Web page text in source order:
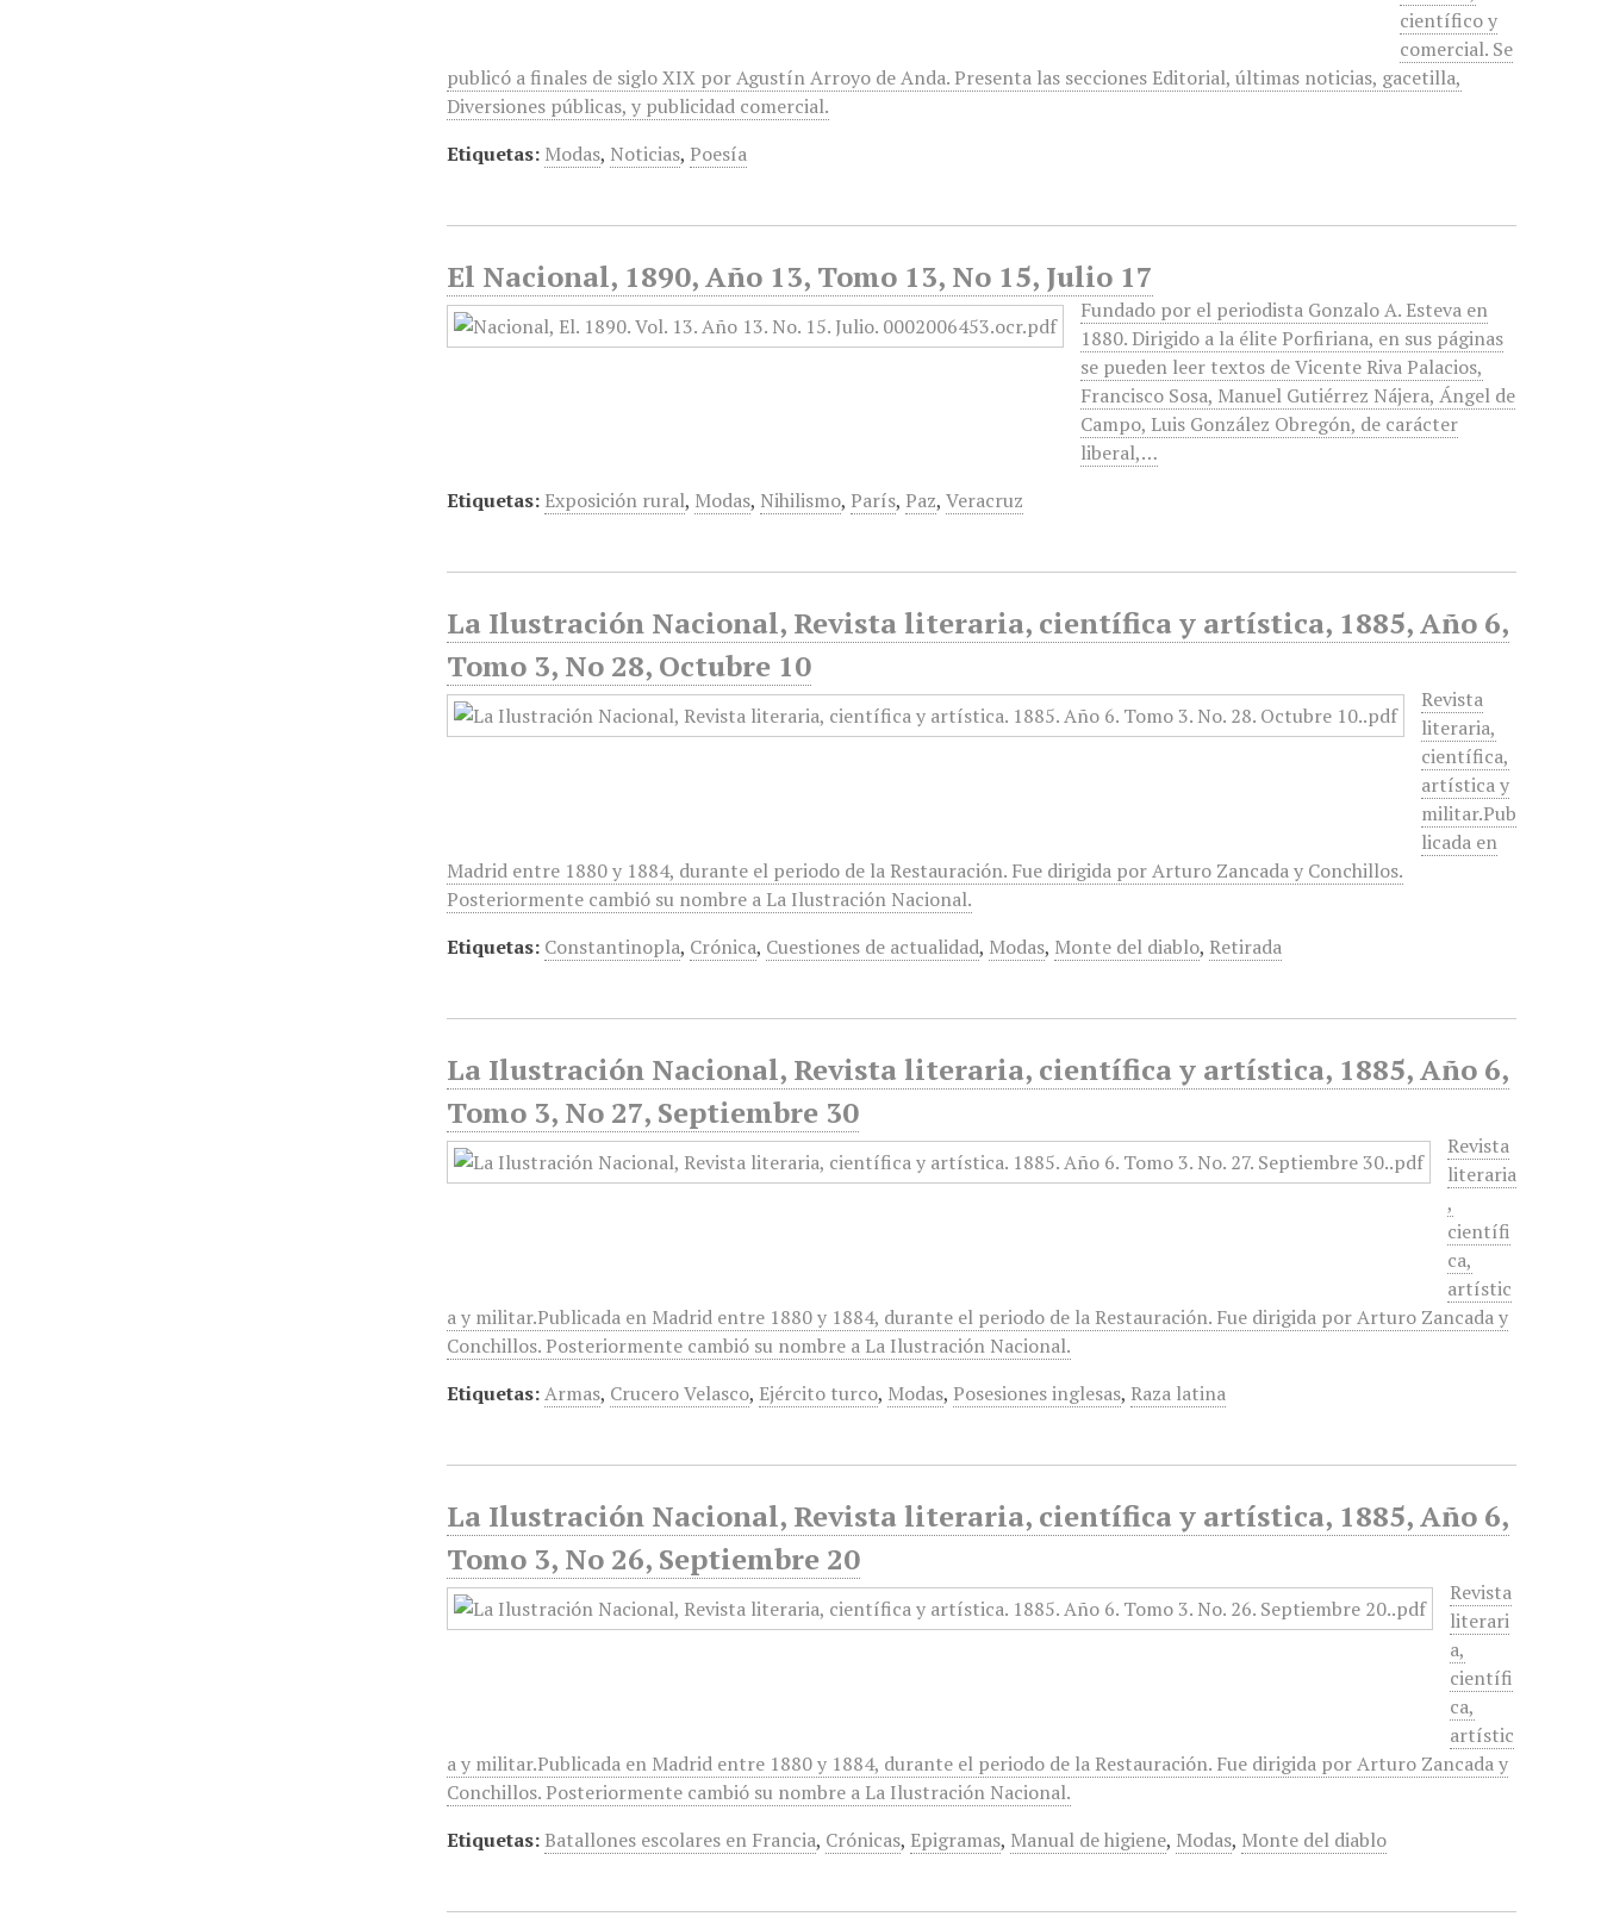
científico y
comercial. Se
publicó a finales de siglo XIX por Agustín Arroyo de Anda. Presenta las secciones Editorial, últimas noticias, gacetilla,
Diversiones públicas, y publicidad comercial.
Etiquetas: Modas, Noticias, Poesía
El Nacional, 1890, Año 13, Tomo 13, No 15, Julio 17
Fundado por el periodista Gonzalo A. Esteva en
1880. Dirigido a la élite Porfiriana, en sus páginas
se pueden leer textos de Vicente Riva Palacios,
Francisco Sosa, Manuel Gutiérrez Nájera, Ángel de
Campo, Luis González Obregón, de carácter
liberal,…
Etiquetas: Exposición rural, Modas, Nihilismo, París, Paz,Veracruz
La Ilustración Nacional, Revista literaria, científica y artística, 1885, Año 6,
Tomo 3, No 28, Octubre 10
Revista
literaria,
científica,
artística y
militar.Pub
licada en
Madrid entre 1880 y 1884, durante el periodo de la Restauración. Fue dirigida por Arturo Zancada y Conchillos.
Posteriormente cambió su nombre a La Ilustración Nacional.
Etiquetas: Constantinopla, Crónica, Cuestiones de actualidad, Modas, Monte del diablo, Retirada
La Ilustración Nacional, Revista literaria, científica y artística, 1885, Año 6,
Tomo 3, No 27, Septiembre 30
Revista
literaria
,
científi
ca,
artístic
a y militar.Publicada en Madrid entre 1880 y 1884, durante el periodo de la Restauración. Fue dirigida por Arturo Zancada y
Conchillos. Posteriormente cambió su nombre a La Ilustración Nacional.
Etiquetas:Armas, Crucero Velasco, Ejército turco, Modas, Posesiones inglesas, Raza latina
La Ilustración Nacional, Revista literaria, científica y artística, 1885, Año 6,
Tomo 3, No 26, Septiembre 20
Revista
literari
a,
científi
ca,
artístic
a y militar.Publicada en Madrid entre 1880 y 1884, durante el periodo de la Restauración. Fue dirigida por Arturo Zancada y
Conchillos. Posteriormente cambió su nombre a La Ilustración Nacional.
Etiquetas: Batallones escolares en Francia, Crónicas, Epigramas, Manual de higiene, Modas, Monte del diablo